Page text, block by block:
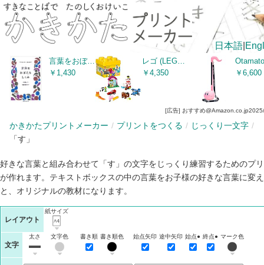
日本語
かきかたプリントメーカー プリントをつくる
じっくり一文字
「す」
好きな言葉と組み合わせて「す」の文字をじっくり練習するためのプ
が作れます。テキストボックスの中の言葉をお子様の好きな言葉に変
と、オリジナルの教材になります。
レイアウト
紙サイズ
文字
太さ 文字色 書き順 書き順色 始点矢印 途中矢印 始点● 終点● マーク色
言葉をおぼえるしくみ ――母語から外国語まで (ちくま学芸文庫)
￥1,430
レゴ (LEGO) クラシック 黄色のアイデアボックス<ベーシック> 10692 おもちゃ ブロック プレゼント 宝石 クラフト 男の子 女の子 4歳～99歳
￥4,350
￥6,600
[広告] おすすめ@Amazon.co.jp